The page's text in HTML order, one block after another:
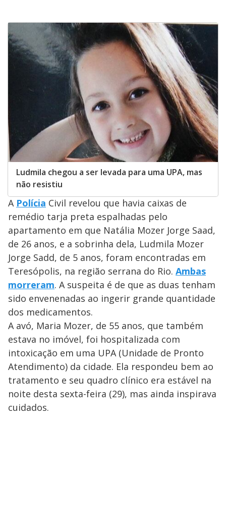
Ludmila chegou a ser levada para uma UPA, mas
não resistiu
A Polícia Civil revelou que havia caixas de
remédio tarja preta espalhadas pelo
apartamento em que Natália Mozer Jorge Saad,
de 26 anos, e a sobrinha dela, Ludmila Mozer
Jorge Sadd, de 5 anos, foram encontradas em
Teresópolis, na região serrana do Rio. Ambas
morreram. A suspeita é de que as duas tenham
sido envenenadas ao ingerir grande quantidade
dos medicamentos.
A avó, Maria Mozer, de 55 anos, que também
estava no imóvel, foi hospitalizada com
intoxicação em uma UPA (Unidade de Pronto
Atendimento) da cidade. Ela respondeu bem ao
tratamento e seu quadro clínico era estável na
noite desta sexta-feira (29), mas ainda inspirava
cuidados.